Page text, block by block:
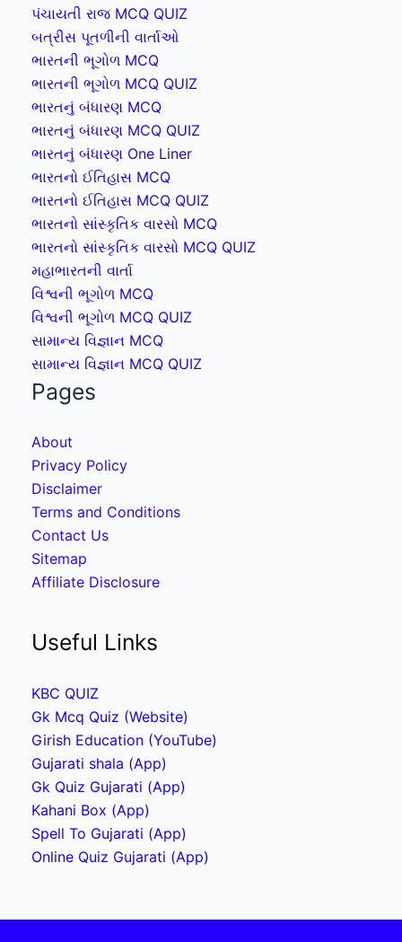
પંચાયતી રાજ MCQ QUIZ
બત્રીસ પૂતળીની વાર્તાઓ
ભારતની ભૂગોળ MCQ
ભારતની ભૂગોળ MCQ QUIZ
ભારતનું બંધારણ MCQ
ભારતનું બંધારણ MCQ QUIZ
ભારતનું બંધારણ One Liner
ભારતનો ઈતિહાસ MCQ
ભારતનો ઈતિહાસ MCQ QUIZ
ભારતનો સાંસ્કૃતિક વારસો MCQ
ભારતનો સાંસ્કૃતિક વારસો MCQ QUIZ
મહાભારતની વાર્તા
વિશ્વની ભૂગોળ MCQ
વિશ્વની ભૂગોળ MCQ QUIZ
સામાન્ય વિજ્ઞાન MCQ
સામાન્ય વિજ્ઞાન MCQ QUIZ
Pages
About
Privacy Policy
Disclaimer
Terms and Conditions
Contact Us
Sitemap
Affiliate Disclosure
Useful Links
KBC QUIZ
Gk Mcq Quiz (Website)
Girish Education (YouTube)
Gujarati shala (App)
Gk Quiz Gujarati (App)
Kahani Box (App)
Spell To Gujarati (App)
Online Quiz Gujarati (App)